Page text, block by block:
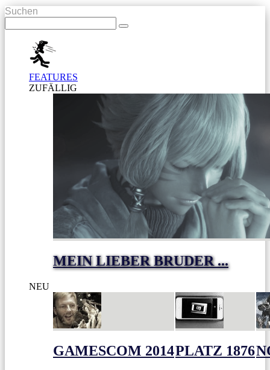
Suchen
FEATURES
ZUFÄLLIG
MEIN LIEBER BRUDER ...
NEU
GAMESCOM 2014PLATZ 1876